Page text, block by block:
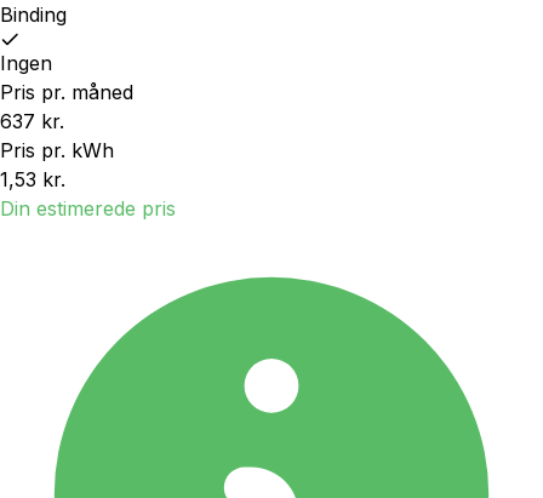
Binding
Ingen
Pris pr. måned
637 kr.
Pris pr. kWh
1,53 kr.
Din estimerede pris